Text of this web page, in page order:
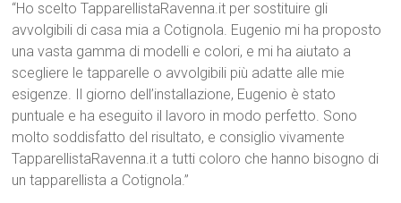
“Ho scelto TapparellistaRavenna.it per sostituire gli
avvolgibili di casa mia a Cotignola. Eugenio mi ha proposto
una vasta gamma di modelli e colori, e mi ha aiutato a
scegliere le tapparelle o avvolgibili più adatte alle mie
esigenze. Il giorno dell’installazione, Eugenio è stato
puntuale e ha eseguito il lavoro in modo perfetto. Sono
molto soddisfatto del risultato, e consiglio vivamente
TapparellistaRavenna.it a tutti coloro che hanno bisogno di
un tapparellista a Cotignola.”